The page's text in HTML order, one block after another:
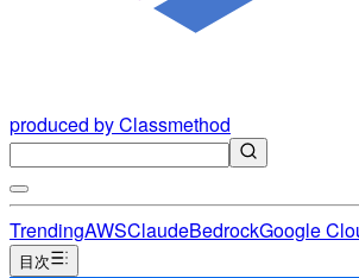
produced by Classmethod
TrendingAWSClaudeBedrockGoogle
目次